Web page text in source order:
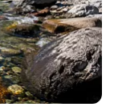
с учётом